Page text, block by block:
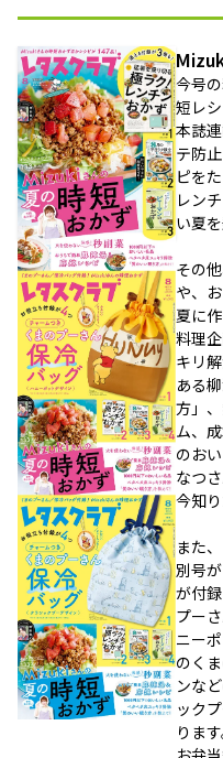
今号
短レシ
本誌
テ防
ピを
レン
い夏
その
や、
夏に
料理
キリ
ある
方」
ム、
のお
なつ
今知
また
別号
が付録
プー
ニー
のく
ンな
ック
ります